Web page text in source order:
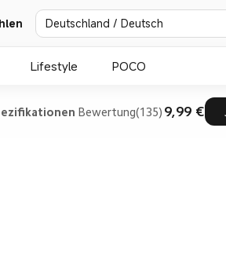
Deutschland / Deutsch
Lifestyle POCO
Bewertung(135) 9,99 €